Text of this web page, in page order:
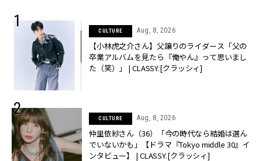
CULTURE Aug, 8, 2026
【小林虎之介さん】父譲りのライダース「父の
卒業アルバムを見たら『俺やん』って思いまし
た（笑）」 | CLASSY.[クラッシィ]
CULTURE Aug, 8, 2026
仲里依紗さん（36）「今の時代なら結婚は選ん
でいないかも」【ドラマ『Tokyo middle 30』イ
ンタビュー】 | CLASSY.[クラッシィ]